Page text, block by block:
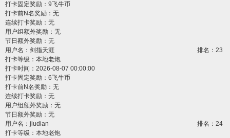
打卡固定奖励：9飞牛币
打卡前N名奖励：无
连续打卡奖励：无
用户组额外奖励：无
节日额外奖励：无
用户名： 剑指天涯
排名：23
打卡等级：本地老炮
打卡时间：2026-08-07 00:00:00
打卡固定奖励：6飞牛币
打卡前N名奖励：无
连续打卡奖励：无
用户组额外奖励：无
节日额外奖励：无
用户名： jiudian
排名：24
打卡等级：本地老炮